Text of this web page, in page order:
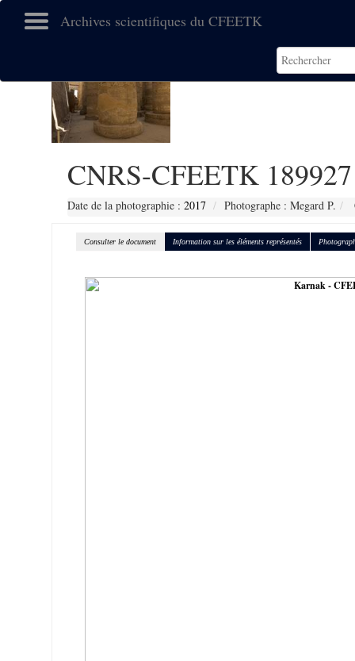
Archives scientifiques du CFEETK
CNRS-CFEETK 189927
Date de la photographie : 2017 Photographe : Megard P.
Consulter le document Information sur les éléments représentés